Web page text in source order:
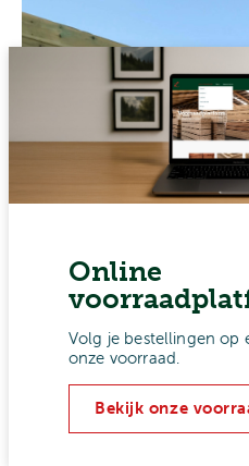
Online
Volg je bestellingen op
onze voorraad.
Bekijk onze